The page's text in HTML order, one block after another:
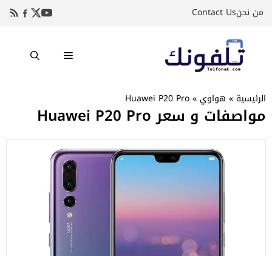
إلىمن نحنContact Us
القائمة
الرئيسية » هواوي »
Huawei P20 Pro
مواصفات و سعر Huawei P20 Pro